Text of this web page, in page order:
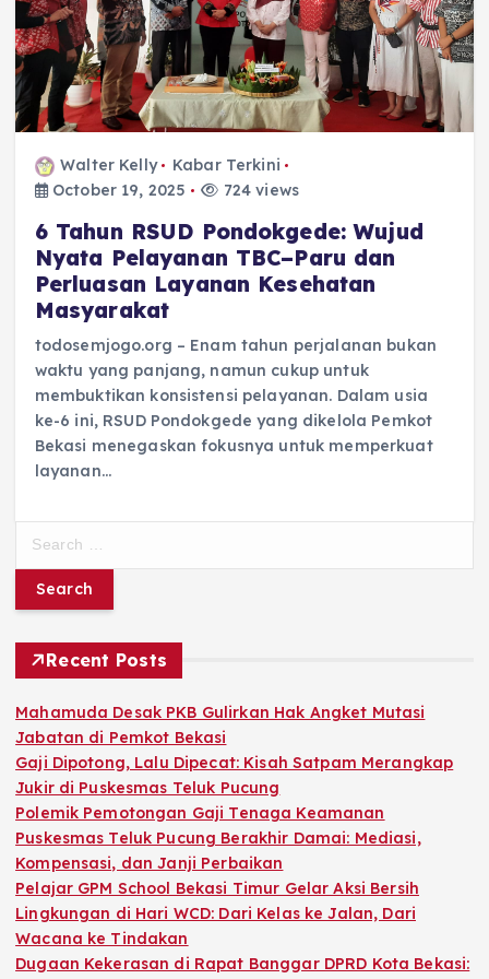
Walter Kelly
Kabar Terkini
October 19, 2025
724 views
6 Tahun RSUD Pondokgede: Wujud
Nyata Pelayanan TBC–Paru dan
Perluasan Layanan Kesehatan
Masyarakat
todosemjogo.org – Enam tahun perjalanan bukan
waktu yang panjang, namun cukup untuk
membuktikan konsistensi pelayanan. Dalam usia
ke-6 ini, RSUD Pondokgede yang dikelola Pemkot
Bekasi menegaskan fokusnya untuk memperkuat
layanan…
r
f
o
r
:
Recent Posts
Mahamuda Desak PKB Gulirkan Hak Angket Mutasi
Jabatan di Pemkot Bekasi
Gaji Dipotong, Lalu Dipecat: Kisah Satpam Merangkap
Jukir di Puskesmas Teluk Pucung
Polemik Pemotongan Gaji Tenaga Keamanan
Puskesmas Teluk Pucung Berakhir Damai: Mediasi,
Kompensasi, dan Janji Perbaikan
Pelajar GPM School Bekasi Timur Gelar Aksi Bersih
Lingkungan di Hari WCD: Dari Kelas ke Jalan, Dari
Wacana ke Tindakan
Dugaan Kekerasan di Rapat Banggar DPRD Kota Bekasi: